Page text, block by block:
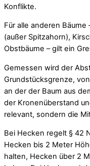
Konflikte.
Für alle anderen
(außer Spitzahorn),
Obstbäume – gilt ein
Gemessen wird der
Grundstücksgrenze,
an der der Baum aus
der Kronenüberstand
relevant, sondern die
Bei Hecken regelt § 42
Hecken bis 2 Meter
halten, Hecken über 2